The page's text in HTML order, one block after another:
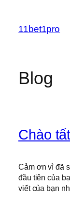
phần11bet1pro
Blog
Chào
Cảm ơn vì đã
đầu tiên của
viết của bạn